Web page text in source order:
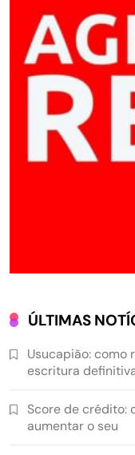
ÚLTIMAS
Usucapião: como
escritura
Score de crédito:
aumentar o seu